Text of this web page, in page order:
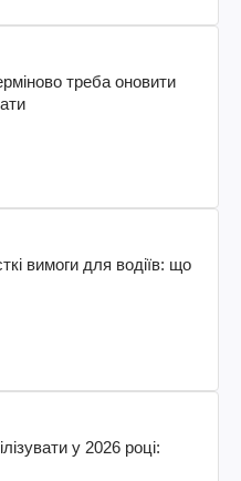
треба оновити
вимоги для водіїв: що
у 2026 році: